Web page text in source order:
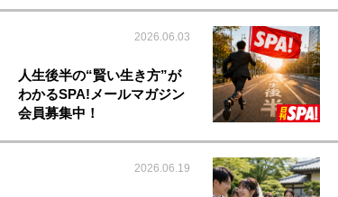
2026.06.03
人生後半の“賢い生き方”が
わかるSPA!メールマガジン
会員募集中！
2026.06.19